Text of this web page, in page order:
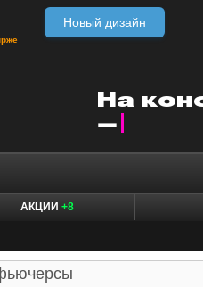
Новый дизайн
АКЦИИ +8